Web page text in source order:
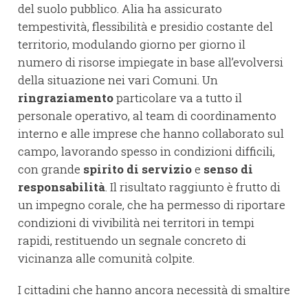
del suolo pubblico. Alia ha assicurato
tempestività, flessibilità e presidio costante del
territorio, modulando giorno per giorno il
numero di risorse impiegate in base all’evolversi
della situazione nei vari Comuni. Un
ringraziamentoparticolare va a tutto il
personale operativo, al team di coordinamento
interno e alle imprese che hanno collaborato sul
campo, lavorando spesso in condizioni difficili,
con grande spirito di servizioe senso di
responsabilità. Il risultato raggiunto è frutto di
un impegno corale, che ha permesso di riportare
condizioni di vivibilità nei territori in tempi
rapidi, restituendo un segnale concreto di
vicinanza alle comunità colpite.
I cittadini che hanno ancora necessità di smaltire